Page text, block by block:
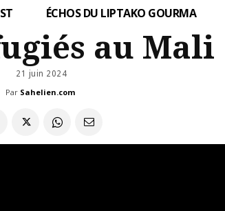
ÉCHOS DU LIPTAKO GOURMA
au Mali
21 juin 2024
Par Sahelien.com